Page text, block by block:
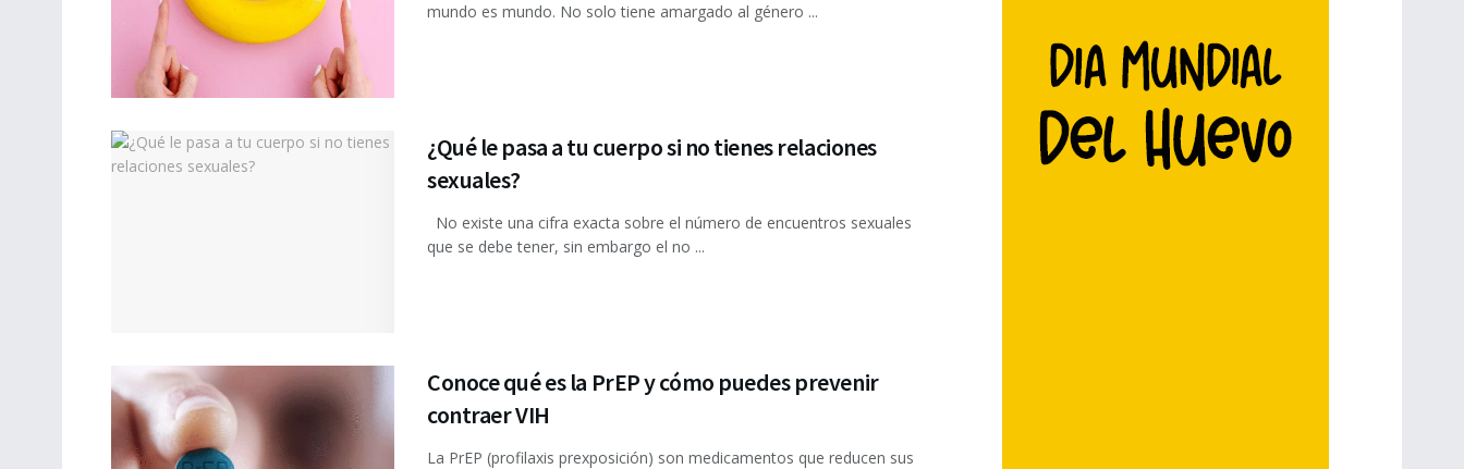
mundo es mundo. No solo tiene amargado al género ...
¿Qué le pasa a tu cuerpo si no tienes relaciones
sexuales?
No existe una cifra exacta sobre el número de encuentros sexuales
que se debe tener, sin embargo el no ...
Conoce qué es la PrEP y cómo puedes prevenir
contraer VIH
La PrEP (profilaxis prexposición) son medicamentos que reducen sus